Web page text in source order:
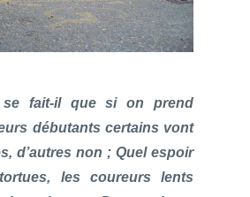
se fait-il que si on prend
débutants certains vont
d’autres non ; Quel espoir
les coureurs lents